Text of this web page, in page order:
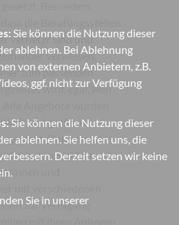
Sie können die Nutzung dieser
ablehnen. Bei Ablehnung
von externen Anbietern, z.B.
ggf. nicht zur Verfügung
Sie können die Nutzung dieser
ablehnen. Sie helfen uns, die
Derzeit setzen wir keine
Sie in unserer
vernetzt sind und
verweisen,
zum passenden
wird, egal, wen
und großem
Dabei wurde
dass vor Ort
und
zur Verfügung
mit ihren Anliegen